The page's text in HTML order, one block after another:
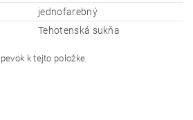
jednofarebný
Tehotenská sukňa
k tejto položke.